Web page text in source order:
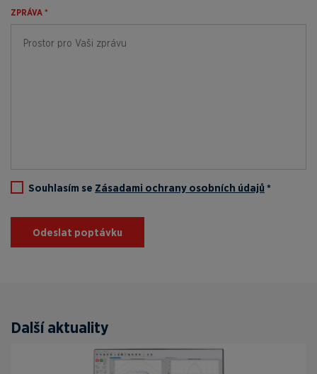
ZPRÁVA *
Souhlasím se Zásadami ochrany osobních údajů *
Odeslat poptávku
Další aktuality